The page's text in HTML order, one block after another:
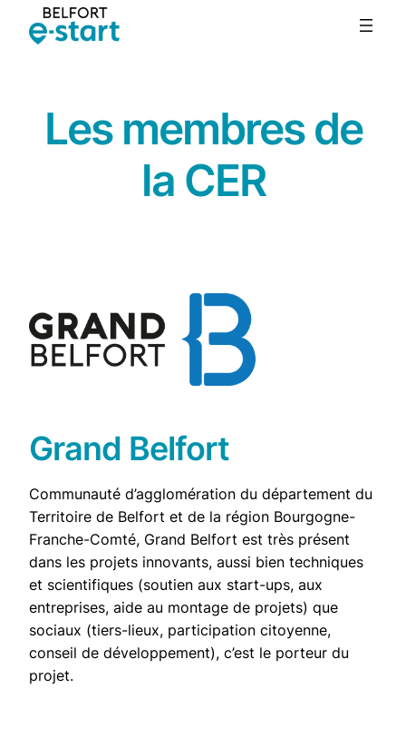
Les membres de
la CER
Grand Belfort
Communauté d’agglomération du département du
Territoire de Belfort et de la région Bourgogne-
Franche-Comté, Grand Belfort est très présent
dans les projets innovants, aussi bien techniques
et scientifiques (soutien aux start-ups, aux
entreprises, aide au montage de projets) que
sociaux (tiers-lieux, participation citoyenne,
conseil de développement), c’est le porteur du
projet.